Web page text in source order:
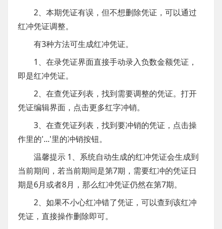
2、本期凭证有误，但不想删除凭证，可以通过
红冲凭证调整。
有3种方法可生成红冲凭证。
1、在录凭证界面直接手动录入负数金额凭证，
即是红冲凭证。
2、在查凭证列表，找到需要调整的凭证。打开
凭证编辑界面，点击更多红字冲销。
3、在查凭证列表，找到要冲销的凭证，点击操
作里的'...'里的冲销按钮。
温馨提示 1、系统自动生成的红冲凭证会生成到
当前期间，若当前期间是第7期，需要红冲的凭证日
期是6月或者8月，那么红冲凭证仍然在第7期。
2、如果不小心红冲错了凭证，可以查到该红冲
凭证，直接操作删除即可。